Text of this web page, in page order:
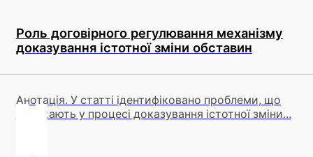
Роль договірного регулювання механізму
доказування істотної зміни обставин
Анотація. У статті ідентифіковано проблеми, що
виникають у процесі доказування істотної зміни...